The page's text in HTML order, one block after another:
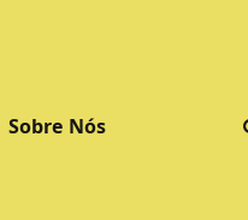
Sobre Nós